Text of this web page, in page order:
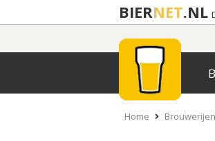
BIERNET.NL
Home Brouwerijen